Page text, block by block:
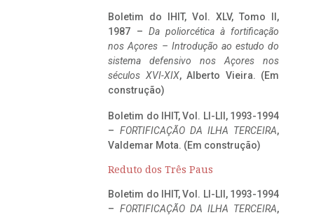
Boletim do IHIT, Vol. XLV, Tomo II,
1987 – Da poliorcética à fortificação
nos Açores – Introdução ao estudo do
sistema defensivo nos Açores nos
séculos XVI-XIX, Alberto Vieira. (Em
construção)
Boletim do IHIT, Vol. LI-LII, 1993-1994
– FORTIFICAÇÃO DA ILHA TERCEIRA,
Valdemar Mota. (Em construção)
Reduto dos Três Paus
Boletim do IHIT, Vol. LI-LII, 1993-1994
– FORTIFICAÇÃO DA ILHA TERCEIRA,